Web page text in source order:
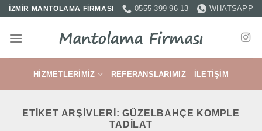
İçeriğe
İZMİR MANTOLAMA FİRMASI 0555 399 96 13 WHATSAPP
HIZMETLERIMIZ REFERANSLARIMIZ İLETIŞIM
ETIKET ARŞIVLERI:GÜZELBAHÇE KOMPLE
TADILAT